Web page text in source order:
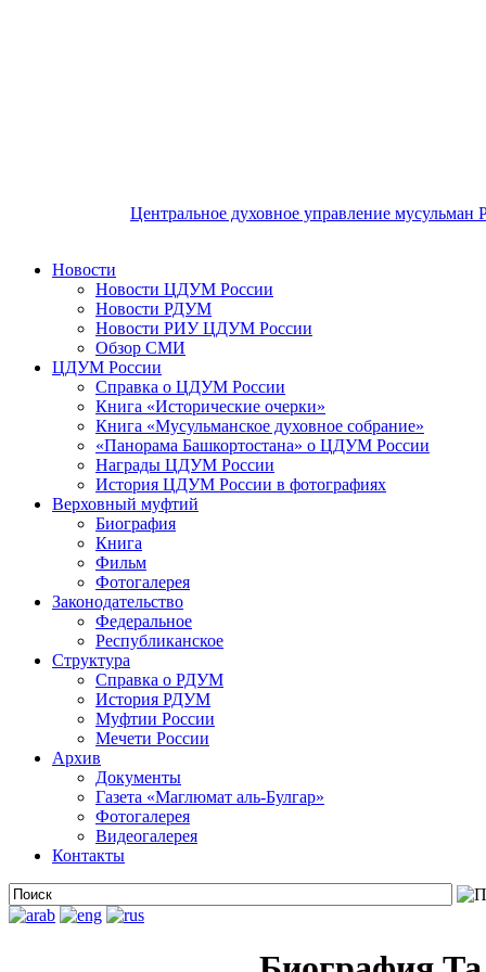
Центральное духовное управление мусульман
Новости
Новости ЦДУМ России
Новости РДУМ
Новости РИУ ЦДУМ России
Обзор СМИ
ЦДУМ России
Справка о ЦДУМ России
Книга «Исторические очерки»
Книга «Мусульманское духовное собрание»
«Панорама Башкортостана» о ЦДУМ России
Награды ЦДУМ России
История ЦДУМ России в фотографиях
Верховный муфтий
Биография
Книга
Фильм
Фотогалерея
Законодательство
Федеральное
Республиканское
Структура
Справка о РДУМ
История РДУМ
Муфтии России
Мечети России
Архив
Документы
Газета «Маглюмат аль-Булгар»
Фотогалерея
Видеогалерея
Контакты